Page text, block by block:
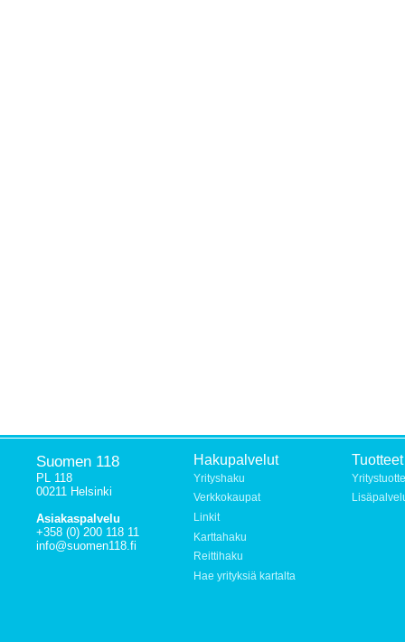
Suomen 118
PL 118
00211 Helsinki
Asiakaspalvelu
+358 (0) 200 118 11
info@suomen118.fi
Hakupalvelut
Yrityshaku
Verkkokaupat
Linkit
Karttahaku
Reittihaku
Hae yrityksiä kartalta